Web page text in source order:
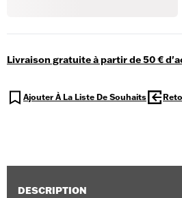
Livraison gratuite à partir de 50 €
Ajouter À La Liste De Souhaits
DESCRIPTION